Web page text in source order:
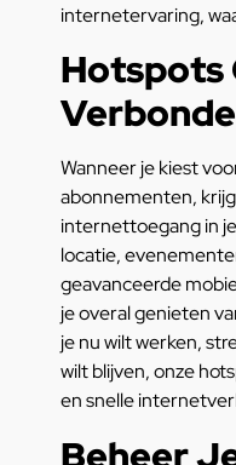
internetervaring,
Hotspots
Wanneer je kiest
abonnementen,
internettoegang in
locatie,
geavanceerde
je overal genieten
je nu wilt werken,
wilt blijven, onze
en snelle
Beheer